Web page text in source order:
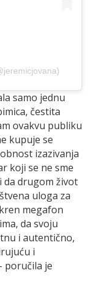
samo jednu
čestita
ovakvu publiku
kupuje se
izazivanja
koji se ne sme
drugom život
uloga za
megafon
da svoju
i autentično,
i
poručila je